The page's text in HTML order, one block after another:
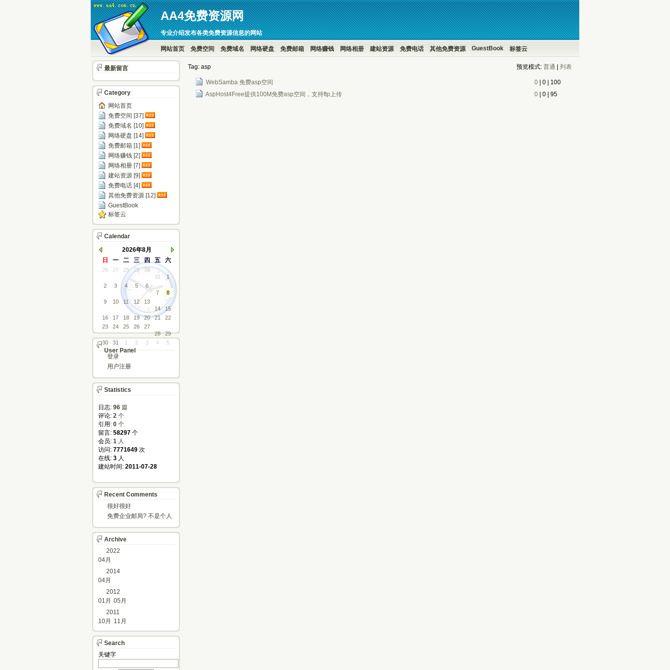
AA4免费资源网
专业介绍发布各类免费资源信息的网站
网站首页 免费空间 免费域名 网络硬盘 免费邮箱 网络赚钱 网络相册 建站资源 免费电话 其他免费资源 GuestBook 标签云
Tag: asp 预览模式: 普通 列表
WebSamba 免费asp空间 0| 0|
100
AspHost4Free提供100M免费asp空间，支持ftp上传
0| 0| 95
最新留言
Category
网站首页
免费空间 [37]
免费域名 [10]
网络硬盘 [14]
免费邮箱 [1]
网络赚钱 [2]
网络相册 [7]
建站资源 [9]
免费电话 [4]
其他免费资源 [12]
GuestBook
标签云
Calendar
2026年8月
日
一 二 三 四 五 六
26 27 28 29
30
31
1
2
3 4 5
6
7
8
9
10 11 12
13
14
15
16
17 18 19 20 21
22
23
24 25 26
27
28
29
30
31 1 2 3 4 5
User Panel
登录
用户注册
Statistics
日志: 96 篇
评论: 2 个
引用: 0 个
留言: 58297 个
会员: 1 人
访问: 7771649 次
在线: 3 人
建站时间: 2011-07-28
Recent Comments
很好很好
免费企业邮局? 不是个人
Archive
2022
04月
2014
04月
2012
01月 05月
2011
10月
11月
Search
关键字